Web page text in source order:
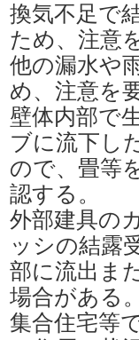
換気不足で
ため、注意
他の漏水や
め、注意を
壁体内部で
ブに流下し
ので、畳等
認する。
外部建具の
ッシの結露
部に流出ま
場合がある
集合住宅等